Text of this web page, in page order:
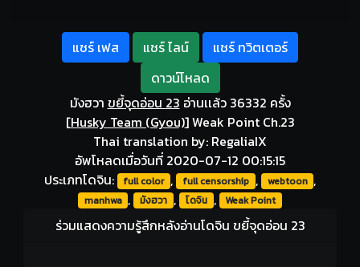
แชร์ เฟส แชร์ ไลน์
แชร์ ทวิตเตอร์
ดาวน์โหลด
มังฮวา ขยี้จุดอ่อน 23 อ่านเเล้ว 36332 ครั้ง
[Husky Team (Gyou)]Weak Point Ch.23
Thai translation by: RegaliaIX
อัพโหลดเมื่อวันที่ 2020-07-12 00:15:15
ประเภทโดจิน:
full color , full censorship , webtoon ,
manhwa , มังฮวา , โดจิน , Weak Point
ร่วมแสดงความรู้สึกหลังอ่านโดจิน ขยี้จุดอ่อน 23